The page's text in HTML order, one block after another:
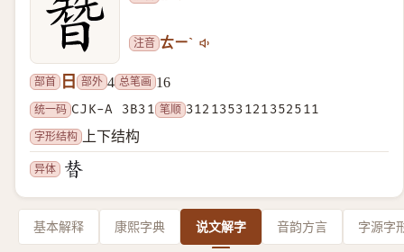
注音 ㄊㄧˋ
部首 日 部外 4 总笔画 16
统一码 CJK-A 3B31 笔顺 3121353121352511
字形结构
上下结构
异体
基本解释 康熙字典 说文解字 音韵方言 字源字